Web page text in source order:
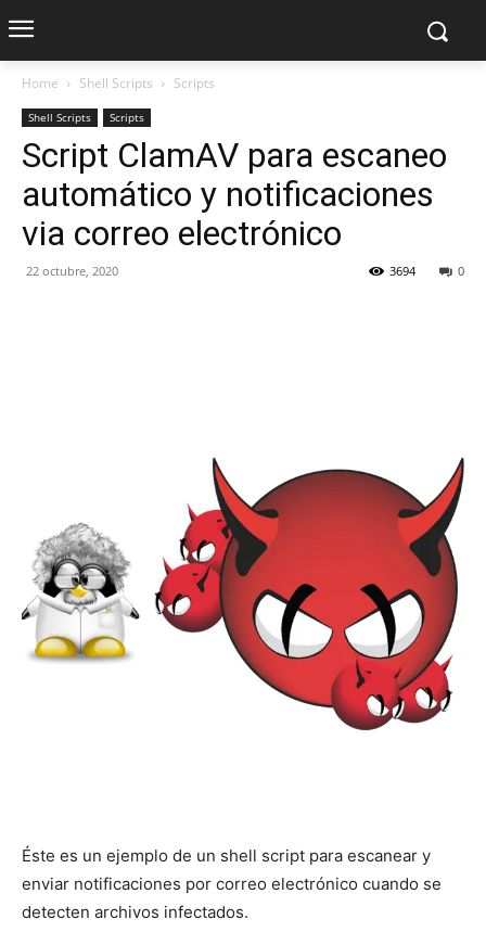
Home Shell Scripts Scripts
Shell Scripts Scripts
Script ClamAV para escaneo
automático y notificaciones
via correo electrónico
22 octubre, 2020 0
3694
Éste es un ejemplo de un shell script para escanear y
enviar notificaciones por correo electrónico cuando se
detecten archivos infectados.